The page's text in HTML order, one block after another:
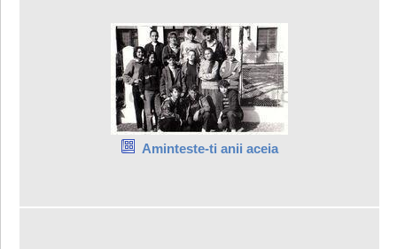
Aminteste-ti anii aceia